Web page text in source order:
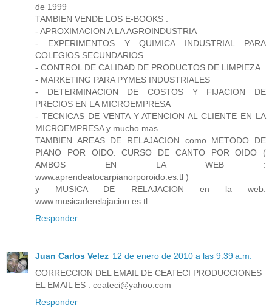
de 1999
TAMBIEN VENDE LOS E-BOOKS :
- APROXIMACION A LA AGROINDUSTRIA
- EXPERIMENTOS Y QUIMICA INDUSTRIAL PARA
COLEGIOS SECUNDARIOS
- CONTROL DE CALIDAD DE PRODUCTOS DE LIMPIEZA
- MARKETING PARA PYMES INDUSTRIALES
- DETERMINACION DE COSTOS Y FIJACION DE
PRECIOS EN LA MICROEMPRESA
- TECNICAS DE VENTA Y ATENCION AL CLIENTE EN LA
MICROEMPRESA y mucho mas
TAMBIEN AREAS DE RELAJACION como METODO DE
PIANO POR OIDO. CURSO DE CANTO POR OIDO (
AMBOS EN LA WEB :
www.aprendeatocarpianorporoido.es.tl )
y MUSICA DE RELAJACION en la web:
www.musicaderelajacion.es.tl
Responder
Juan Carlos Velez 12 de enero de 2010 a las 9:39 a.m.
CORRECCION DEL EMAIL DE CEATECI PRODUCCIONES
EL EMAIL ES : ceateci@yahoo.com
Responder